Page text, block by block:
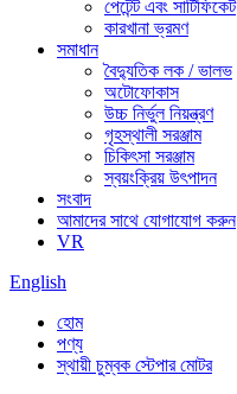
পেটেন্ট এবং সার্টিফিকেট
কারখানা ভ্রমণ
সমাধান
বৈদ্যুতিক লক / ভালভ
অটোফোকাস
উচ্চ নির্ভুল নিয়ন্ত্রণ
গৃহস্থালী সরঞ্জাম
চিকিৎসা সরঞ্জাম
স্বয়ংক্রিয় উৎপাদন
সংবাদ
আমাদের সাথে যোগাযোগ করুন
VR
English
হোম
পণ্য
স্থায়ী চুম্বক স্টেপার মোটর